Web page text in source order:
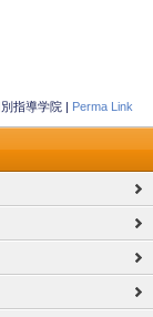
指導学院 Perma Link